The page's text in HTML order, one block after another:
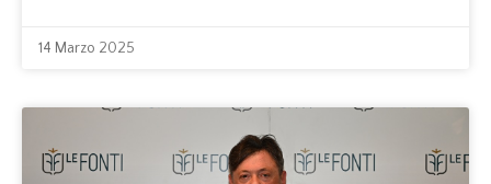
14 Marzo 2025